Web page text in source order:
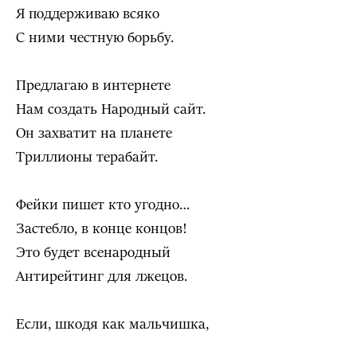
Я поддерживаю всяко
С ними честную борьбу.
Предлагаю в интернете
Нам создать Народный сайт.
Он захватит на планете
Триллионы терабайт.
Фейки пишет кто угодно…
Застебло, в конце концов!
Это будет всенародный
Антирейтинг для лжецов.
Если, шкодя как мальчишка,